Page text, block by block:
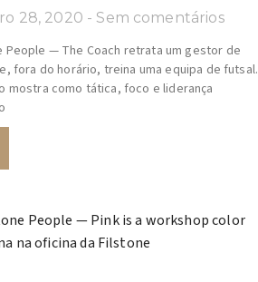
28, 2020 Sem comentários
People — The Coach retrata um gestor de
fora do horário, treina uma equipa de futsal.
mostra como tática, foco e liderança